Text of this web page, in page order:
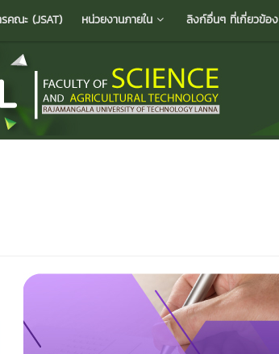
รคณะ (JSAT) หน่วยงานภายใน ลิงก์อื่นๆ ที่เกี่ยวข้อง